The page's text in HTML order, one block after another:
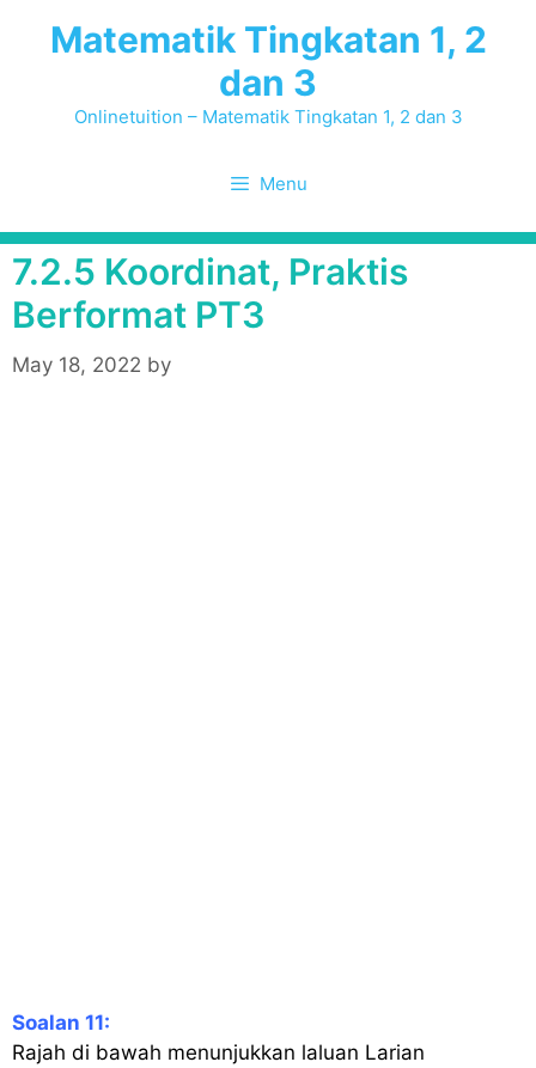
Matematik Tingkatan 1, 2
dan 3
Onlinetuition – Matematik Tingkatan 1, 2 dan 3
Menu
7.2.5 Koordinat, Praktis
Berformat PT3
May 18, 2022 by
Soalan 11:
Rajah di bawah menunjukkan laluan Larian